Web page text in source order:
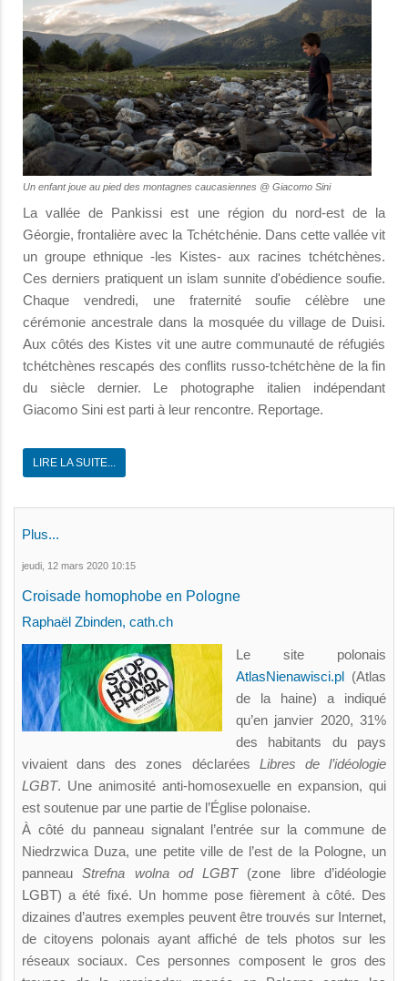
Un enfant joue au pied des montagnes caucasiennes @ Giacomo Sini
La vallée de Pankissi est une région du nord-est de la
Géorgie, frontalière avec la Tchétchénie. Dans cette vallée vit
un groupe ethnique -les Kistes- aux racines tchétchènes.
Ces derniers pratiquent un islam sunnite d'obédience soufie.
Chaque vendredi, une fraternité soufie célèbre une
cérémonie ancestrale dans la mosquée du village de Duisi.
Aux côtés des Kistes vit une autre communauté de réfugiés
tchétchènes rescapés des conflits russo-tchétchène de la fin
du siècle dernier. Le photographe italien indépendant
Giacomo Sini est parti à leur rencontre. Reportage.
LIRE LA SUITE...
Plus...
jeudi, 12 mars 2020 10:15
Croisade homophobe en Pologne
Raphaël Zbinden, cath.ch
Le site polonais
AtlasNienawisci.pl (Atlas
de la haine) a indiqué
qu’en janvier 2020, 31%
des habitants du pays
vivaient dans des zones déclarées Libres de l’idéologie
LGBT. Une animosité anti-homosexuelle en expansion, qui
est soutenue par une partie de l’Église polonaise.
À côté du panneau signalant l’entrée sur la commune de
Niedrzwica Duza, une petite ville de l’est de la Pologne, un
panneauStrefna wolna od LGBT(zone libre d’idéologie
LGBT) a été fixé. Un homme pose fièrement à côté. Des
dizaines d’autres exemples peuvent être trouvés sur Internet,
de citoyens polonais ayant affiché de tels photos sur les
réseaux sociaux. Ces personnes composent le gros des